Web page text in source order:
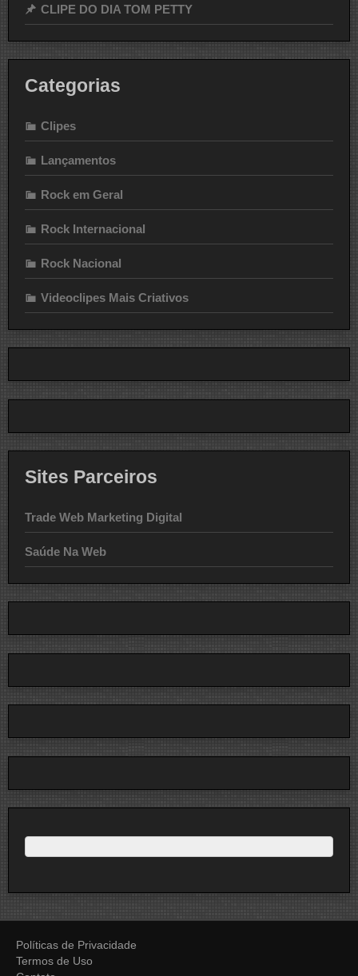
CLIPE DO DIA TOM PETTY
Categorias
Clipes
Lançamentos
Rock em Geral
Rock Internacional
Rock Nacional
Videoclipes Mais Criativos
Sites Parceiros
Trade Web Marketing Digital
Saúde Na Web
Políticas de Privacidade
Termos de Uso